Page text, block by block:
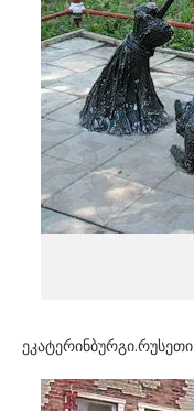
ეკატერინბურგი.რუსეთი